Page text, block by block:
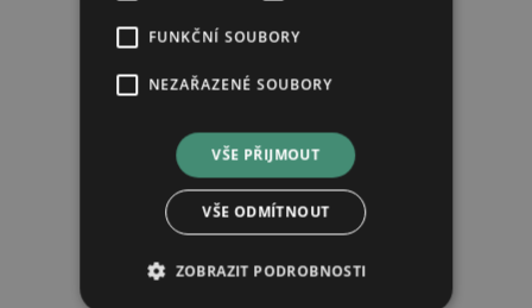
hlídat náhrady léku (alternativy)
slevové nabídky a novinky
zpracování osobních údajů.
Seznámil/a jsem se se zásadami zpracování osobních údajů
FUNKČNÍ SOUBORY
NEZAŘAZENÉ SOUBORY
VŠE PŘIJMOUT
VŠE ODMÍTNOUT
ZOBRAZIT PODROBNOSTI